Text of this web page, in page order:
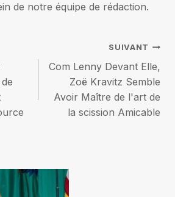
de notre équipe de rédaction.
SUIVANT
Com Lenny Devant Elle,
Zoë Kravitz Semble
Avoir Maître de l'art de
la scission Amicable